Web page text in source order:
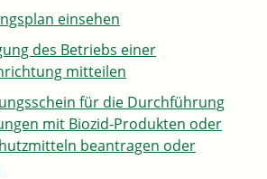
einsehen
des Betriebs einer
mitteilen
für die Durchführung
mit Biozid-Produkten oder
beantragen oder